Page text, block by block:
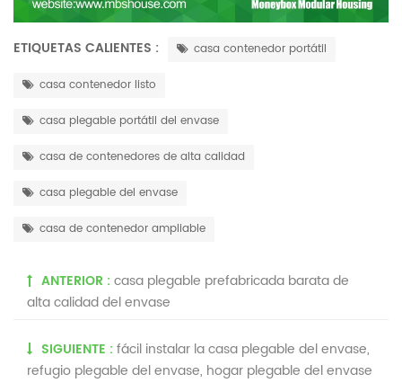
ETIQUETAS CALIENTES : casa contenedor portátil
casa contenedor listo
casa plegable portátil del envase
casa de contenedores de alta calidad
casa plegable del envase
casa de contenedor ampliable
ANTERIOR :casa plegable prefabricada barata de
alta calidad del envase
SIGUIENTE :fácil instalar la casa plegable del envase,
refugio plegable del envase, hogar plegable del envase